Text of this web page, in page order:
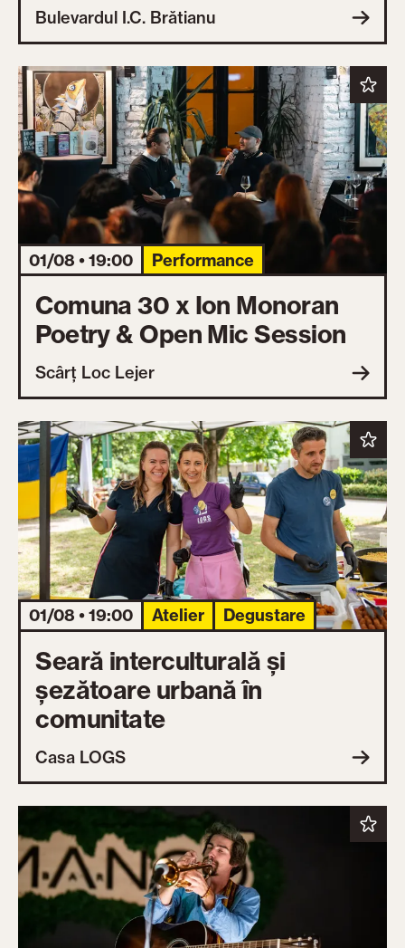
Bulevardul I.C. Brătianu
01/08 • 19:00 Performance
Comuna 30 x Ion Monoran
Poetry & Open Mic Session
Scârț Loc Lejer
01/08 • 19:00 Atelier Degustare
Seară interculturală și
șezătoare urbană în
comunitate
Casa LOGS